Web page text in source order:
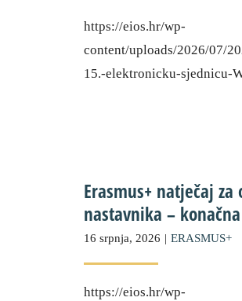
https://eios.hr/wp-
content/uploads/2026/07/
15.-elektronicku-
Erasmus+ natječaj za
nastavnika –
16 srpnja, 2026 | ERASMUS+
https://eios.hr/wp-